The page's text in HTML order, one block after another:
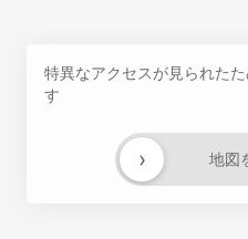
特異なアクセスが見られた
す
地図
›